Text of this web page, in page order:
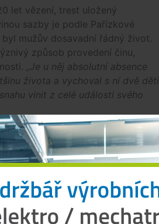
let vězení, trest uložený
sazby je podle Pařízkové
mužův dosavadní řádný život.
způsob provedení činu,
„Je u něj absolutní absence
života a vychoval s ní dvě děti,
vinit z celé události svého
žena přišla do svého
ho žena opustila.
tak rozsáhlá poranění. Poté ji
ji tam nechal vykrvácet,"